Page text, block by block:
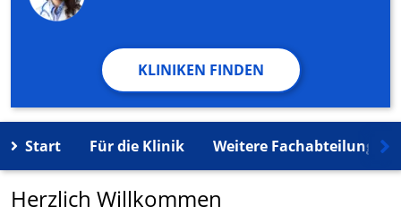
KLINIKEN FINDEN
Start Für die Klinik Weitere Fachabteilungen
Herzlich Willkommen